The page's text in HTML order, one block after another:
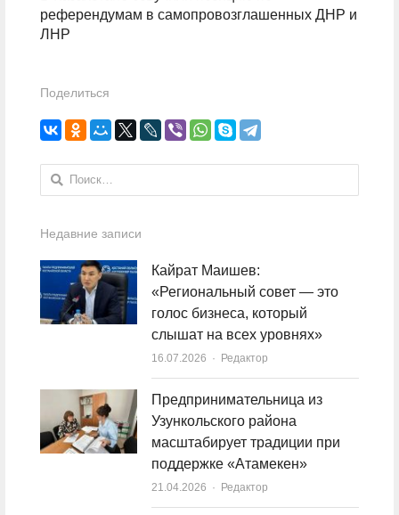
референдумам в самопровозглашенных ДНР и
ЛНР
Поделиться
Найти:
Недавние записи
Кайрат Маишев:
«Региональный совет — это
голос бизнеса, который
слышат на всех уровнях»
16.07.2026 Author
Редактор
Предпринимательница из
Узункольского района
масштабирует традиции при
поддержке «Атамекен»
21.04.2026 Author
Редактор